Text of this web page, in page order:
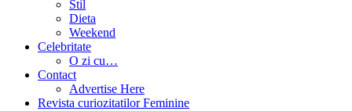
Stil
Dieta
Weekend
Celebritate
O zi cu…
Contact
Advertise Here
Revista curiozitatilor Feminine